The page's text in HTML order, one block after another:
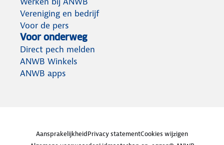
Vereniging en bedrijf
Voor de pers
Voor onderweg
Direct pech melden
ANWB Winkels
ANWB apps
AansprakelijkheidPrivacy statementCookies wijzigen